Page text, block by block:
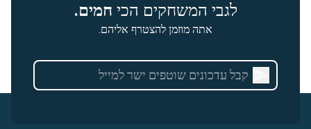
לגבי המשחקים הכי חמים.
אתה מוזמן להצטרף אליהם.